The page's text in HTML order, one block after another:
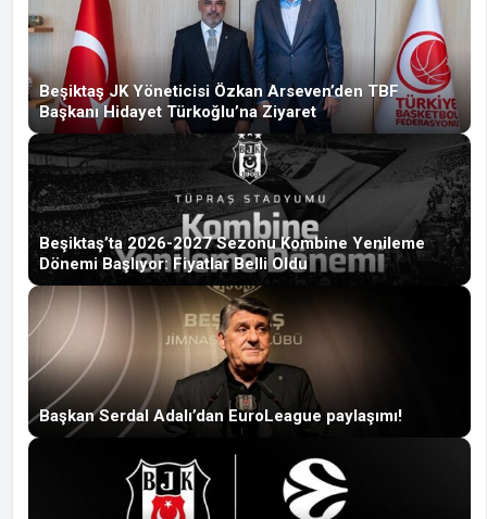
Beşiktaş JK Yöneticisi Özkan Arseven’den TBF
Başkanı Hidayet Türkoğlu’na Ziyaret
Beşiktaş’ta 2026-2027 Sezonu Kombine Yenileme
Dönemi Başlıyor: Fiyatlar Belli Oldu
Başkan Serdal Adalı’dan EuroLeague paylaşımı!